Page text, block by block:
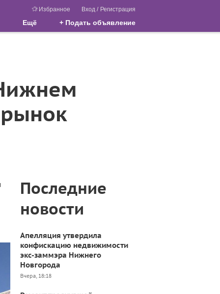
Избранное Вход / Регистрация
Ещё + Подать объявление
Последние
новости
Апелляция утвердила
конфискацию недвижимости
экс-заммэра Нижнего
Новгорода
Вчера, 18:18